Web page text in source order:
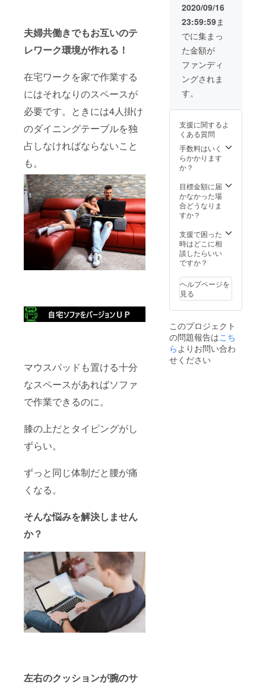
夫婦共働きでもお互いのテ
レワーク環境が作れる！
在宅ワークを家で作業する
にはそれなりのスペースが
必要です。ときには4人掛け
のダイニングテーブルを独
占しなければならないこと
も。
マウスパッドも置ける十分
なスペースがあればソファ
で作業できるのに。
膝の上だとタイピングがし
ずらい。
ずっと同じ体制だと腰が痛
くなる。
そんな悩みを解決しません
か？
左右のクッションが腕のサ
2020/09/16
23:59:59ま
でに集まっ
た金額が
ファンディ
ングされま
す。
支援に関するよ
くある質問
手数料はいく
らかかります
か？
目標金額に届
かなかった場
合どうなりま
すか？
支援で困った
時はどこに相
談したらいい
ですか？
ヘルプページを
見る
このプロジェクト
の問題報告はこち
らよりお問い合わ
せください